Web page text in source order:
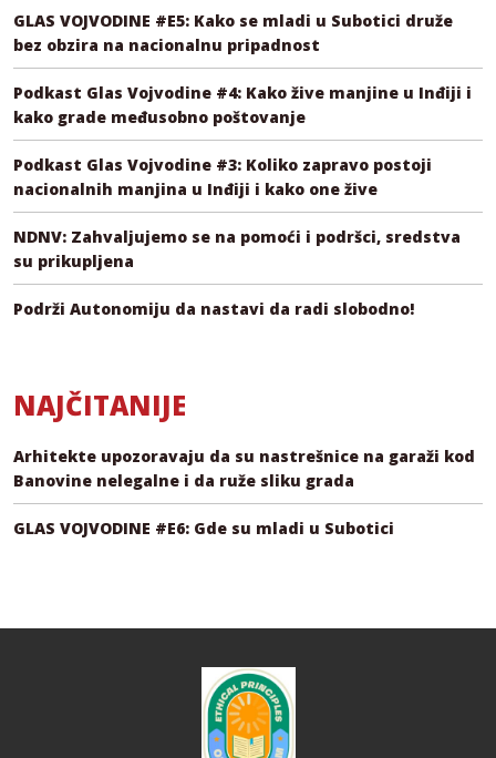
GLAS VOJVODINE #E5: Kako se mladi u Subotici druže
bez obzira na nacionalnu pripadnost
Podkast Glas Vojvodine #4: Kako žive manjine u Inđiji i
kako grade međusobno poštovanje
Podkast Glas Vojvodine #3: Koliko zapravo postoji
nacionalnih manjina u Inđiji i kako one žive
NDNV: Zahvaljujemo se na pomoći i podršci, sredstva
su prikupljena
Podrži Autonomiju da nastavi da radi slobodno!
NAJČITANIJE
Arhitekte upozoravaju da su nastrešnice na garaži kod
Banovine nelegalne i da ruže sliku grada
GLAS VOJVODINE #E6: Gde su mladi u Subotici